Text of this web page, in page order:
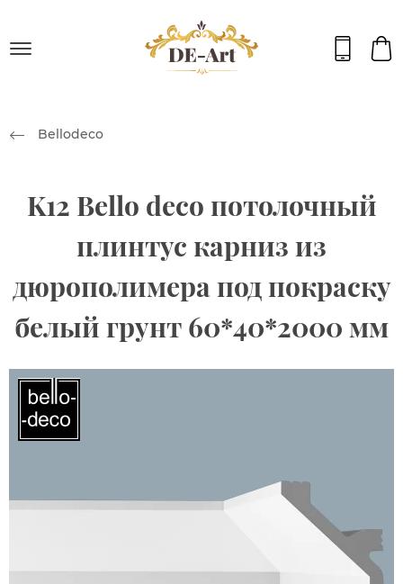
Bellodeco
K12 Bello deco потолочный
плинтус карниз из
дюрополимера под покраску
белый грунт 60*40*2000 мм